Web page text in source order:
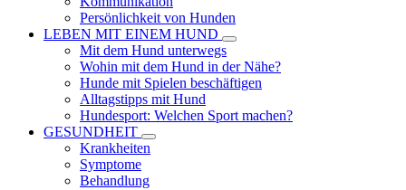
Persönlichkeit von Hunden
LEBEN MIT EINEM HUND
Mit dem Hund unterwegs
Wohin mit dem Hund in der Nähe?
Hunde mit Spielen beschäftigen
Alltagstipps mit Hund
Hundesport: Welchen Sport machen?
GESUNDHEIT
Krankheiten
Symptome
Behandlung